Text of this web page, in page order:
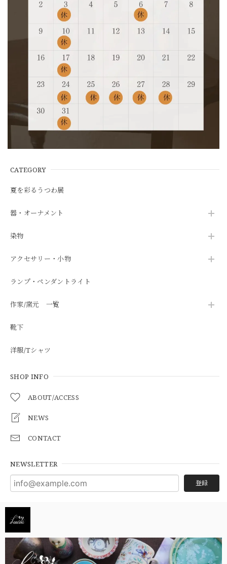
CATEGORY
夏を彩るうつわ展
器・オーナメント
染物
アクセサリー・小物
ランプ・ペンダントライト
作家/窯元 一覧
靴下
洋服/Tシャツ
SHOP INFO
ABOUT/ACCESS
NEWS
CONTACT
NEWSLETTER
登録